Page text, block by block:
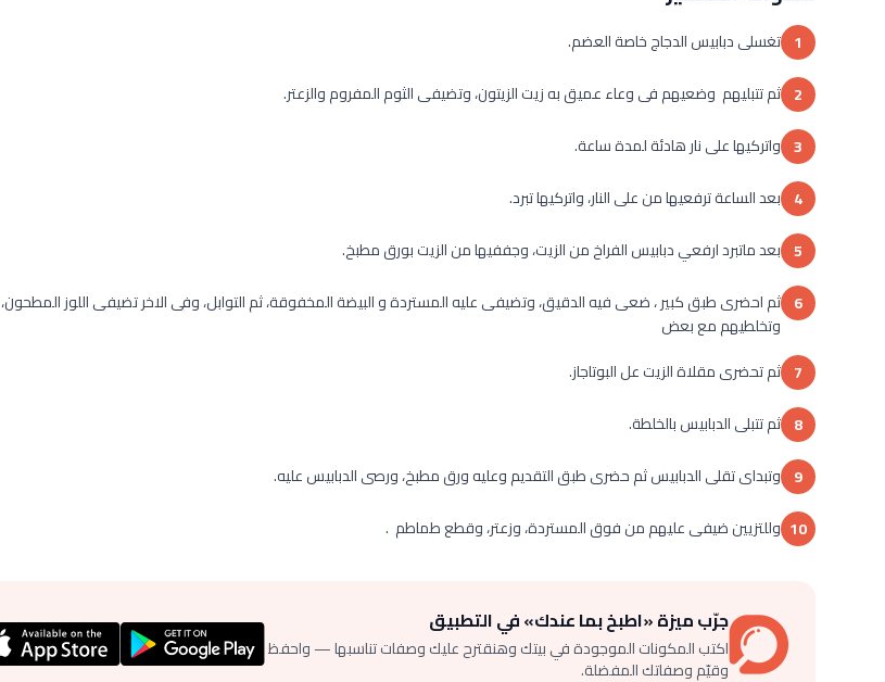
1 تغسلى دبابيس الدجاج خاصة العضم.
2 ثم تتبليهم وضعيهم فى وعاء عميق به زيت الزيتون، وتضيفى الثوم المفروم والزعتر.
3 واتركيها على نار هادئة لمدة ساعة.
4 بعد الساعة ترفعيها من على النار، واتركيها تبرد.
5 بعد ماتبرد ارفعي دبابيس الفراخ من الزيت، وجففيها من الزيت بورق مطبخ.
6 ثم احضرى طبق كبير ، ضعى فيه الدقيق، وتضيفى عليه المستردة و البيضة المخفوقة، ثم التوابل، وفى الاخر تضيفى اللوز المطحون،
وتخلطيهم مع بعض
7 ثم تحضرى مقلاة الزيت عل البوتاجاز.
8 ثم تتبلى الدبابيس بالخلطة.
9 وتبداى تقلى الدبابيس ثم حضرى طبق التقديم وعليه ورق مطبخ، ورصى الدبابيس عليه.
10 وللتزيين ضيفى عليهم من فوق المستردة، وزعتر، وقطع طماطم .
جرّب ميزة «اطبخ بما عندك» في التطبيق
اكتب المكونات الموجودة في بيتك وهنقترح عليك وصفات تناسبها — واحفظ
وقيّم وصفاتك المفضلة.